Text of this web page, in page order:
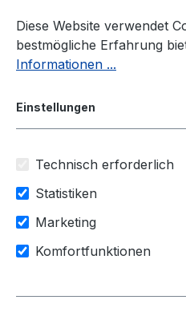
Zum Hauptinhalt springen
Panel-PC Hersteller
Anwendungsbereiche
IIot / Industrie 4.0
Diese Website verwendet
bestmögliche Erfahrung
Informationen ...
Einstellungen
Technisch erforderlich
Statistiken
Marketing
Komfortfunktionen